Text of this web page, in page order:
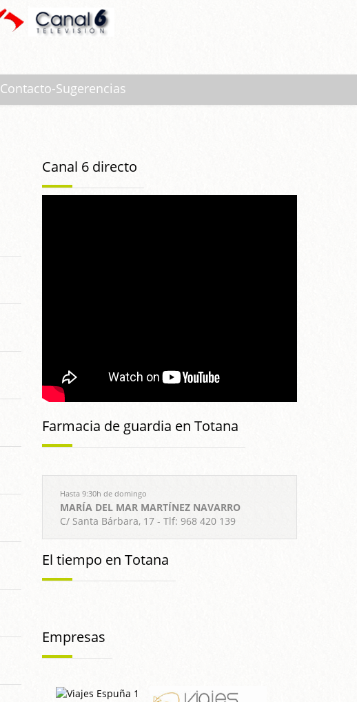
Contacto-Sugerencias
Canal 6 directo
Farmacia de guardia en Totana
Hasta 9:30h de domingo
MARÍA DEL MAR MARTÍNEZ NAVARRO
C/ Santa Bárbara, 17 - Tlf: 968 420 139
El tiempo en Totana
Empresas